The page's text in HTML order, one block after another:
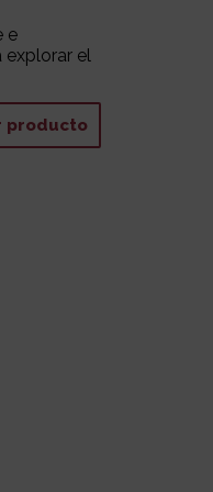
e
explorar el
producto